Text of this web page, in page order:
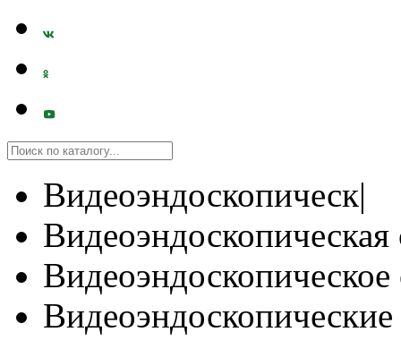
Видеоэндоскопическ|
Видеоэндоскопическая